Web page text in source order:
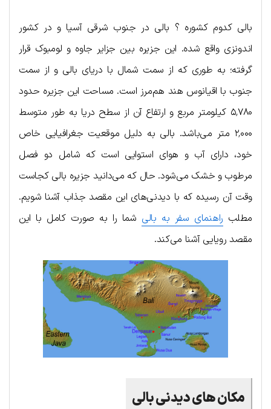
بالی کدوم کشوره ؟ بالی در جنوب شرقی آسیا و در کشور
اندونزی واقع شده. این جزیره بین جزایر جاوه و لومبوک قرار
گرفته؛ به طوری که از سمت شمال با دریای بالی و از سمت
جنوب با اقیانوس هند هم‌مرز است. مساحت این جزیره حدود
۵٬۷۸۰ کیلومتر مربع و ارتفاع آن از سطح دریا به طور متوسط
۲٬۰۰۰ متر می‌باشد. بالی به دلیل موقعیت جغرافیایی خاص
خود، دارای آب و هوای استوایی است که شامل دو فصل
مرطوب و خشک می‌شود. حال که می‌دانید جزیره بالی کجاست
وقت آن رسیده که با دیدنی‌های این مقصد جذاب آشنا شویم.
مطلب راهنمای سفر به بالی شما را به صورت کامل با این
مقصد رویایی آشنا می‌کند.
مکان های دیدنی بالی